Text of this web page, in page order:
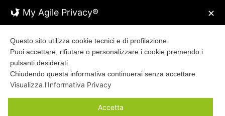
Porte blindate
Tutti i modelli rispondono agli standard
prestazionali dettati dalle normative in termini di
antiintrusionee, grazie alle più moderne
antieffrazione
My Agile Privacy® ✕
Questo sito utilizza cookie tecnici e di profilazione.
Puoi accettare, rifiutare o personalizzare i cookie premendo i
pulsanti desiderati.
Chiudendo questa informativa continuerai senza accettare.
Visualizza l'Informativa Privacy
Accetta